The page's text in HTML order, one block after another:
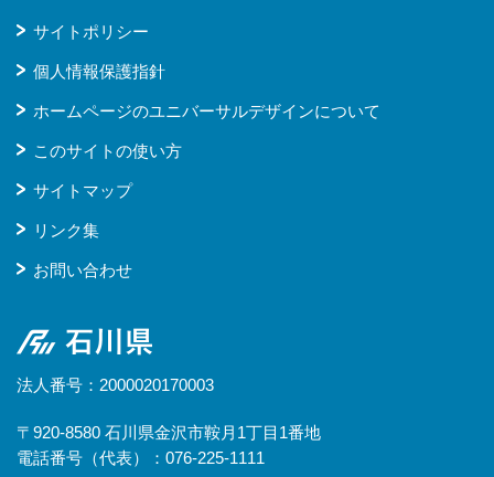
サイトポリシー
個人情報保護指針
ホームページのユニバーサルデザインについて
このサイトの使い方
サイトマップ
リンク集
お問い合わせ
石川県
法人番号：2000020170003
〒920-8580 石川県金沢市鞍月1丁目1番地
電話番号（代表）：076-225-1111